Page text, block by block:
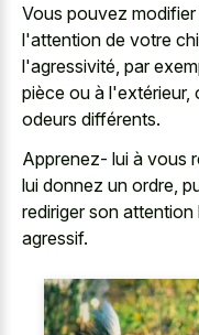
Vous pouvez
l'attention de votre
l'agressivité, par
pièce ou à l'extérieur,
odeurs différents.
Apprenez- lui à vous
lui donnez un ordre,
rediriger son
agressif.